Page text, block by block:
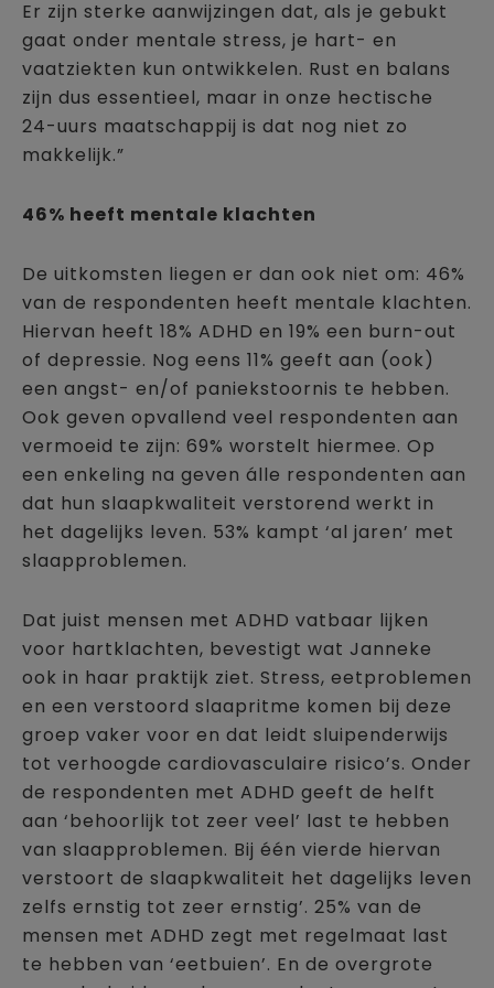
Er zijn sterke aanwijzingen dat, als je gebukt
gaat onder mentale stress, je hart- en
vaatziekten kun ontwikkelen. Rust en balans
zijn dus essentieel, maar in onze hectische
24-uurs maatschappij is dat nog niet zo
makkelijk.”
46% heeft mentale klachten
De uitkomsten liegen er dan ook niet om: 46%
van de respondenten heeft mentale klachten.
Hiervan heeft 18% ADHD en 19% een burn-out
of depressie. Nog eens 11% geeft aan (ook)
een angst- en/of paniekstoornis te hebben.
Ook geven opvallend veel respondenten aan
vermoeid te zijn: 69% worstelt hiermee. Op
een enkeling na geven álle respondenten aan
dat hun slaapkwaliteit verstorend werkt in
het dagelijks leven. 53% kampt ‘al jaren’ met
slaapproblemen.
Dat juist mensen met ADHD vatbaar lijken
voor hartklachten, bevestigt wat Janneke
ook in haar praktijk ziet. Stress, eetproblemen
en een verstoord slaapritme komen bij deze
groep vaker voor en dat leidt sluipenderwijs
tot verhoogde cardiovasculaire risico’s. Onder
de respondenten met ADHD geeft de helft
aan ‘behoorlijk tot zeer veel’ last te hebben
van slaapproblemen. Bij één vierde hiervan
verstoort de slaapkwaliteit het dagelijks leven
zelfs ernstig tot zeer ernstig’. 25% van de
mensen met ADHD zegt met regelmaat last
te hebben van ‘eetbuien’. En de overgrote